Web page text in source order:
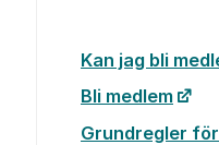
Kan jag bli
Bli medlem
Grundregler